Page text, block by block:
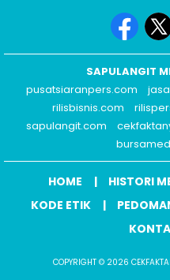
SAPULANGIT
pusatsiaranpers.com
rilisbisnis.com
sapulangit.com
HOME HISTORI
KODE ETIK
COPYRIGHT © 2026